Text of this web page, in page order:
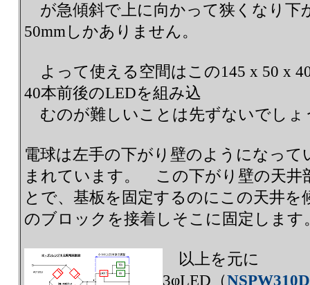
が急傾斜で上に向かって狭くなり下
50mmしかありません。
よって使える空間はこの145 x 50 x
40本前後のLEDを組み込
むのが難しいことは先ずないでしょ
電球は左手の下がり壁のようになっ
まれています。 この下がり壁の天井
とで、基板を固定するのにこの天井を
のブロックを接着しそこに固定します
以上を元に
3φLED（